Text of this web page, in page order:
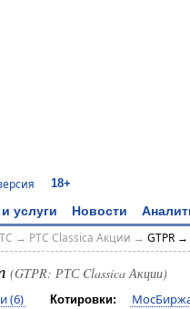
18+
услуги Новости
→ РТС Classica Акции → GTPR
(GTPR: РТС Classica Акции)
(6) Котировки: